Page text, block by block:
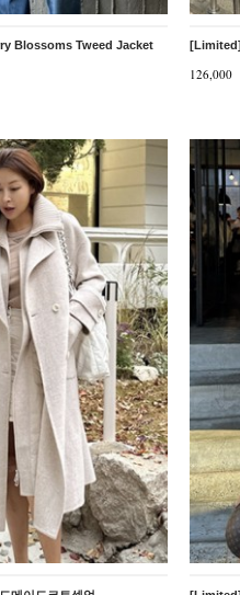
Blossoms Tweed Jacket
126,000